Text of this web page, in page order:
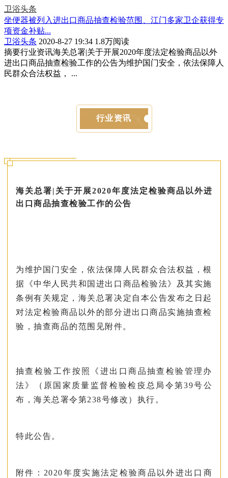
卫浴头条
坐便器被列入进出口商品抽查检验范围、江门多家卫企获得专
项资金补贴...
卫浴头条 2020-8-27 19:34 1.8万阅读
摘要行业资讯海关总署|关于开展2020年度法定检验商品以外
进出口商品抽查检验工作的公告为维护国门安全，依法保障人
民群众合法权益， ...
行业资讯
海关总署|关于开展2020年度法定检验商品以外进
出口商品抽查检验工作的公告
为维护国门安全，依法保障人民群众合法权益，根
据《中华人民共和国进出口商品检验法》及其实施
条例有关规定，海关总署决定自本公告发布之日起
对法定检验商品以外的部分进出口商品实施抽查检
验，抽查商品的范围见附件。
抽查检验工作按照《进出口商品抽查检验管理办
法》（原国家质量监督检验检疫总局令第39号公
布，海关总署令第238号修改）执行。
特此公告。
附件：2020年度实施法定检验商品以外进出口商